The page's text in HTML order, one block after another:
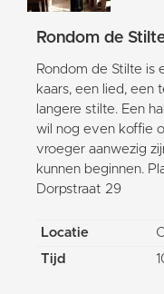
Rondom de
Rondom de Stilte is
kaars, een lied, een
langere stilte. Een
wil nog even koffie
vroeger aanwezig
kunnen beginnen.
Dorpstraat 29
Locatie
Tijd